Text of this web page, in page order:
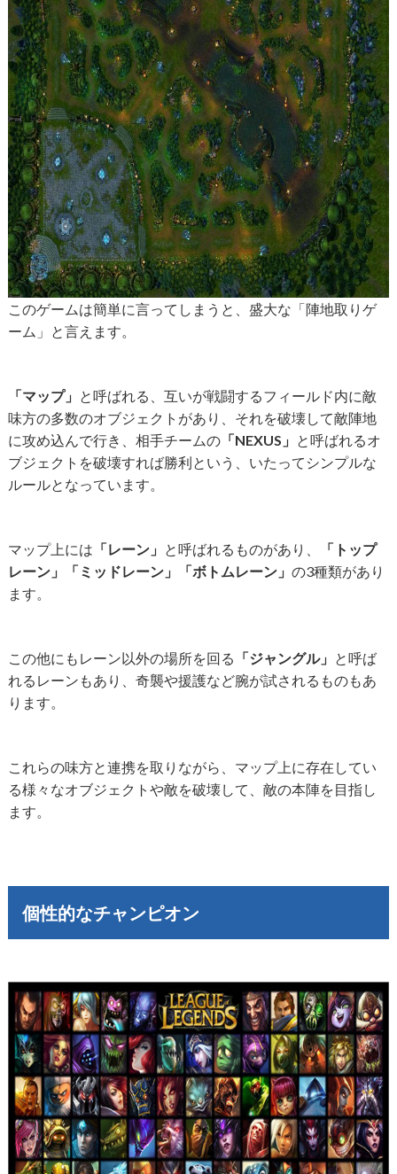
このゲームは簡単に言ってしまうと、盛大な「陣地取りゲ
ーム」と言えます。
「マップ」 と呼ばれる、互いが戦闘するフィールド内に敵
味方の多数のオブジェクトがあり、それを破壊して敵陣地
に攻め込んで行き、相手チームの「NEXUS」 と呼ばれるオ
ブジェクトを破壊すれば勝利という、いたってシンプルな
ルールとなっています。
マップ上には 「レーン」 と呼ばれるものがあり、
「トップ
レーン」「ミッドレーン」「ボトムレーン」 の3種類があり
ます。
この他にもレーン以外の場所を回る 「ジャングル」 と呼ば
れるレーンもあり、奇襲や援護など腕が試されるものもあ
ります。
これらの味方と連携を取りながら、マップ上に存在してい
る様々なオブジェクトや敵を破壊して、敵の本陣を目指し
ます。
個性的なチャンピオン